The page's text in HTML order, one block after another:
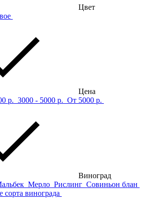
Цвет
Цена
р. 3000 - 5000 р. От 5000 р.
Виноград
Мерло Рислинг Совиньон блан
сорта винограда